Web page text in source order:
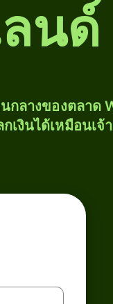
นด์
กลางของตลาด
เงินได้เหมือนเจ้